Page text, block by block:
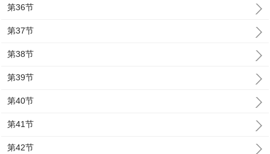
第36节
第37节
第38节
第39节
第40节
第41节
第42节